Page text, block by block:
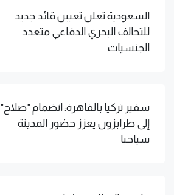
السعودية تعلن تعيين قائد جديد
للتحالف البحري الدفاعي متعدد
الجنسيات
سفير تركيا بالقاهرة: انضمام "صلاح"
إلى طرابزون يعزز حضور المدينة
سياحيا